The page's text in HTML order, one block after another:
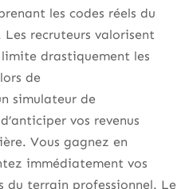
les codes réels du
recruteurs valorisent
drastiquement les
de
simulateur de
vos revenus
Vous gagnez en
immédiatement vos
du terrain professionnel. Le